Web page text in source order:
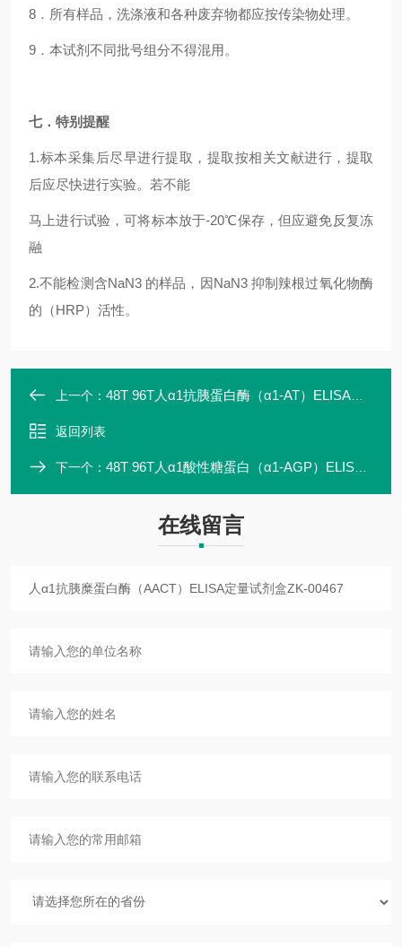
8 ．所有样品，洗涤液和各种废弃物都应按传染物处理。
9 ．本试剂不同批号组分不得混用。
七．特别提醒
1.标本采集后尽早进行提取，提取按相关文献进行，提取
后应尽快进行实验。若不能
马上进行试验，可将标本放于-20℃保存，但应避免反复冻
融
2.不能检测含NaN3 的样品，因NaN3 抑制辣根过氧化物酶
的（HRP）活性。
上一个： 48T 96T人α1抗胰蛋白酶（α1-AT）ELISA定量试剂盒
返回列表
下一个： 48T 96T人α1酸性糖蛋白（α1-AGP）ELISA定量试剂盒ZK-00468
在线留言